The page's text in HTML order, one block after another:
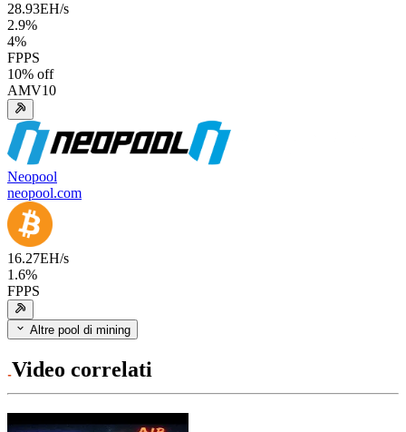
28.93EH/s
2.9%
4%
FPPS
10% off
AMV10
Neopool
neopool.com
16.27EH/s
1.6%
FPPS
Altre pool di mining
Video correlati